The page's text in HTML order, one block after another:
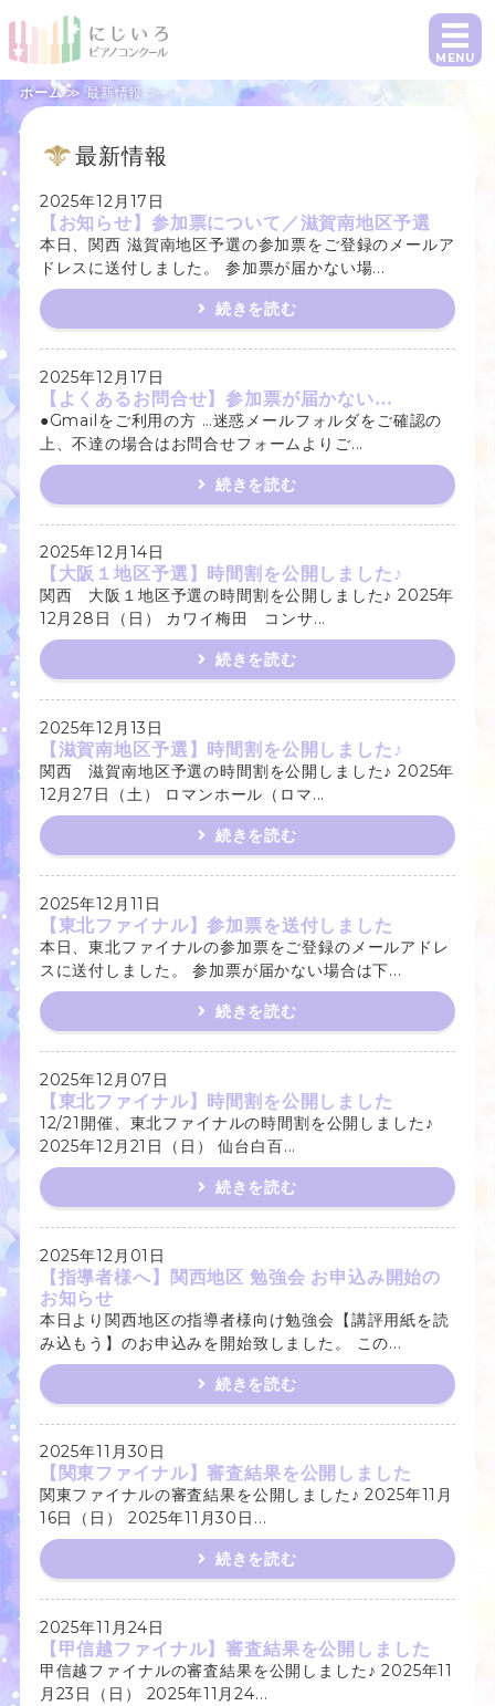
にじいろピアノコンクール｜課題曲1曲
MENU
ホーム
概要・参加要項・課題曲
日程・お申し込み
指導者の方へ
よくあるご質問・お問い合わせ
ホーム≫ 最新情報 ≫
最新情報
2025年12月17日
【お知らせ】参加票について／滋賀南地区予選
本日、関西 滋賀南地区予選の参加票をご登録のメールア
ドレスに送付しました。 参加票が届かない場...
続きを読む
2025年12月17日
【よくあるお問合せ】参加票が届かない…
●Gmailをご利用の方 …迷惑メールフォルダをご確認の
上、不達の場合はお問合せフォームよりご...
続きを読む
2025年12月14日
【大阪１地区予選】時間割を公開しました♪
関西 大阪１地区予選の時間割を公開しました♪ 2025年
12月28日（日） カワイ梅田 コンサ...
続きを読む
2025年12月13日
【滋賀南地区予選】時間割を公開しました♪
関西 滋賀南地区予選の時間割を公開しました♪ 2025年
12月27日（土） ロマンホール（ロマ...
続きを読む
2025年12月11日
【東北ファイナル】参加票を送付しました
本日、東北ファイナルの参加票をご登録のメールアドレ
スに送付しました。 参加票が届かない場合は下...
続きを読む
2025年12月07日
【東北ファイナル】時間割を公開しました
12/21開催、東北ファイナルの時間割を公開しました♪
2025年12月21日（日） 仙台白百...
続きを読む
2025年12月01日
【指導者様へ】関西地区 勉強会 お申込み開始の
お知らせ
本日より関西地区の指導者様向け勉強会【講評用紙を読
み込もう】のお申込みを開始致しました。 この...
続きを読む
2025年11月30日
【関東ファイナル】審査結果を公開しました
関東ファイナルの審査結果を公開しました♪ 2025年11月
16日（日） 2025年11月30日...
続きを読む
2025年11月24日
【甲信越ファイナル】審査結果を公開しました
甲信越ファイナルの審査結果を公開しました♪ 2025年11
月23日（日） 2025年11月24...